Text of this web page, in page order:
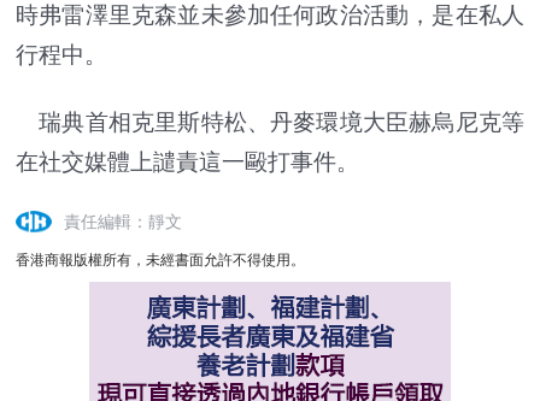
時弗雷澤里克森並未參加任何政治活動，是在私人
行程中。
瑞典首相克里斯特松、丹麥環境大臣赫烏尼克等
在社交媒體上譴責這一毆打事件。
責任編輯：靜文
香港商報版權所有，未經書面允許不得使用。